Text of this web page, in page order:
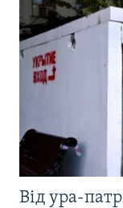
Від ура-